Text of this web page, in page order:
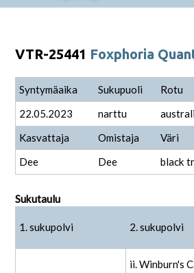
VTR-25441 Foxphoria
Syntymäaika Sukupuoli
Rotu
22.05.2023
narttu
Kasvattaja
Omistaja
Väri
Dee
Dee black
Sukutaulu
1. sukupolvi 2. sukupolvi
ii. Winburn's